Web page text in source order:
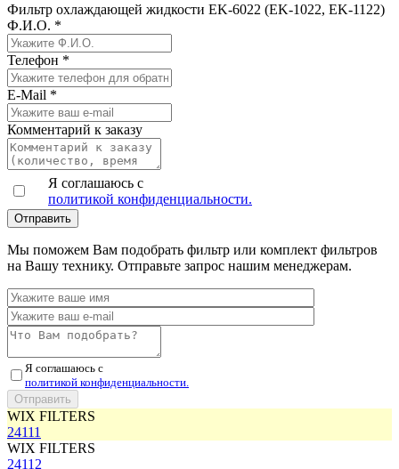
Фильтр охлаждающей жидкости EK-6022 (EK-1022, EK-1122)
Ф.И.О. *
Телефон *
E-Mail *
Комментарий к заказу
Я соглашаюсь с
политикой конфиденциальности.
Мы поможем Вам подобрать фильтр или комплект фильтров
на Вашу технику. Отправьте запрос нашим менеджерам.
Я соглашаюсь с
политикой конфиденциальности.
WIX FILTERS
24111
WIX FILTERS
24112